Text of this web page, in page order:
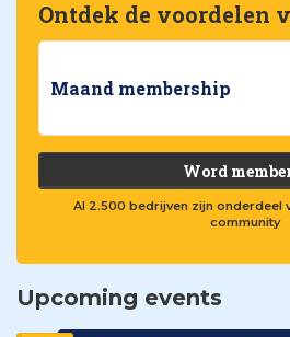
Ontdek de voordelen
Maand membership
Word
Al 2.500 bedrijven zijn onderdeel
community
Upcoming events